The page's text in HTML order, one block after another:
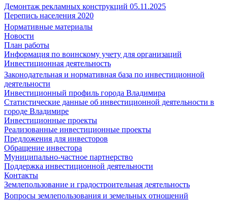
Демонтаж рекламных конструкций 05.11.2025
Перепись населения 2020
Нормативные материалы
Новости
План работы
Информация по воинскому учету для организаций
Инвестиционная деятельность
Законодательная и нормативная база по инвестиционной
деятельности
Инвестиционный профиль города Владимира
Статистические данные об инвестиционной деятельности в
городе Владимире
Инвестиционные проекты
Реализованные инвестиционные проекты
Предложения для инвесторов
Обращение инвестора
Муниципально-частное партнерство
Поддержка инвестиционной деятельности
Контакты
Землепользование и градостроительная деятельность
Вопросы землепользования и земельных отношений